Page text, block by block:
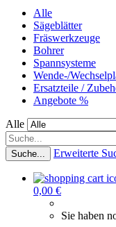
Alle
Sägeblätter
Fräswerkzeuge
Bohrer
Spannsysteme
Wende-/
Ersatzteile /
Angebote %
Alle
Suche... Erweiterte
0,00 €
Sie haben